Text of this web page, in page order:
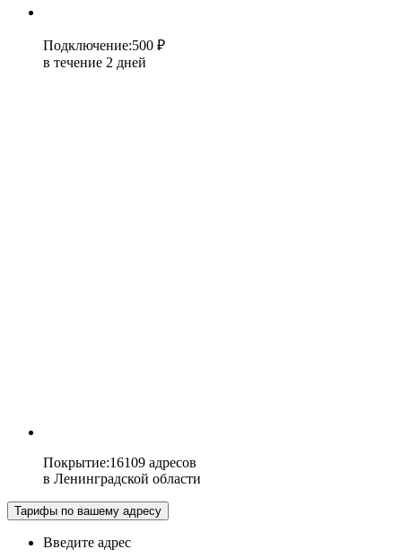
Подключение:500 ₽
в течение 2 дней
Покрытие:16109 адресов
в Ленинградской области
Тарифы по вашему адресу
Введите адрес